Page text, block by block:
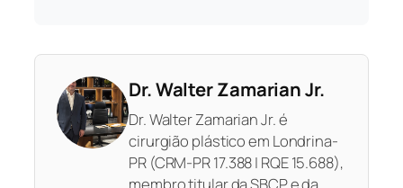
Dr. Walter Zamarian Jr.
Dr. Walter Zamarian Jr. é
cirurgião plástico em Londrina-
PR (CRM-PR 17.388 | RQE 15.688),
membro titular da SBCP e da